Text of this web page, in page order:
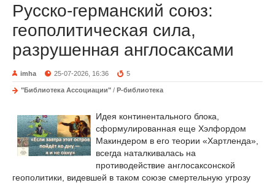
Русско-германский союз:
геополитическая сила,
разрушенная англосаксами
imha 25-07-2026, 16:36 5
"Библиотека Ассоциации" / Р-библиотека
Идея континентального блока,
сформулированная еще Хэлфордом
Макиндером в его теории «Хартленда»,
всегда наталкивалась на
противодействие англосаксонской
геополитики, видевшей в таком союзе смертельную угрозу